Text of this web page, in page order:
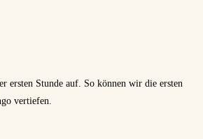
ersten Stunde auf. So können wir die ersten
vertiefen.